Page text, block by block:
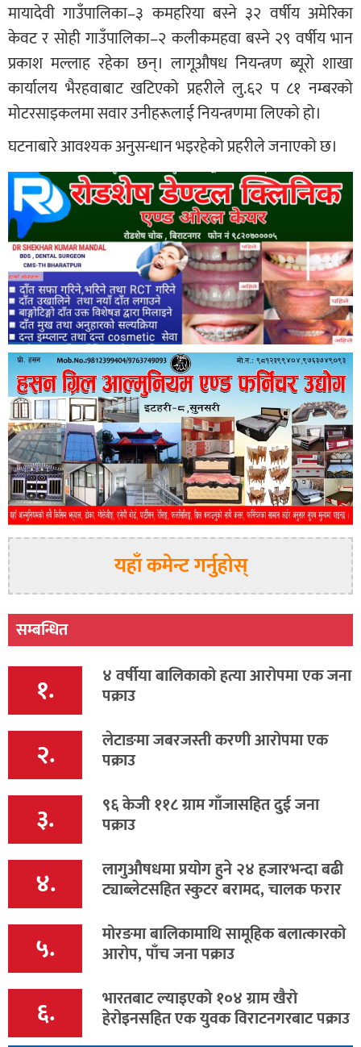
मायादेवी गाउँपालिका–३ कमहरिया बस्ने ३२ वर्षीय अमेरिका
केवट र सोही गाउँपालिका–२ कलीकमहवा बस्ने २९ वर्षीय भान
प्रकाश मल्लाह रहेका छन्। लागूऔषध नियन्त्रण ब्यूरो शाखा
कार्यालय भैरहवाबाट खटिएको प्रहरीले लु.६२ प ८१ नम्बरको
मोटरसाइकलमा सवार उनीहरूलाई नियन्त्रणमा लिएको हो।
घटनाबारे आवश्यक अनुसन्धान भइरहेको प्रहरीले जनाएको छ।
यहाँ कमेन्ट गर्नुहोस्
सम्बन्धित
१. ४ वर्षीया बालिकाको हत्या आरोपमा एक जना
पक्राउ
२. लेटाङमा जबरजस्ती करणी आरोपमा एक
पक्राउ
३. ९६ केजी ११८ ग्राम गाँजासहित दुई जना
पक्राउ
४. लागुऔषधमा प्रयोग हुने २४ हजारभन्दा बढी
ट्याब्लेटसहित स्कुटर बरामद, चालक फरार
५. मोरङमा बालिकामाथि सामूहिक बलात्कारको
आरोप, पाँच जना पक्राउ
६. भारतबाट ल्याइएको १०४ ग्राम खैरो
हेरोइनसहित एक युवक विराटनगरबाट पक्राउ